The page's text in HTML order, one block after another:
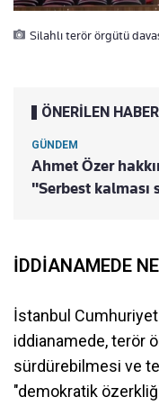
Silahlı terör örgütü
ÖNERİLEN
GÜNDEM
Ahmet Özer
"Serbest kalması
İDDİANAMEDE
İstanbul Cumhuriyet
iddianamede, terör
sürdürebilmesi ve
"demokratik